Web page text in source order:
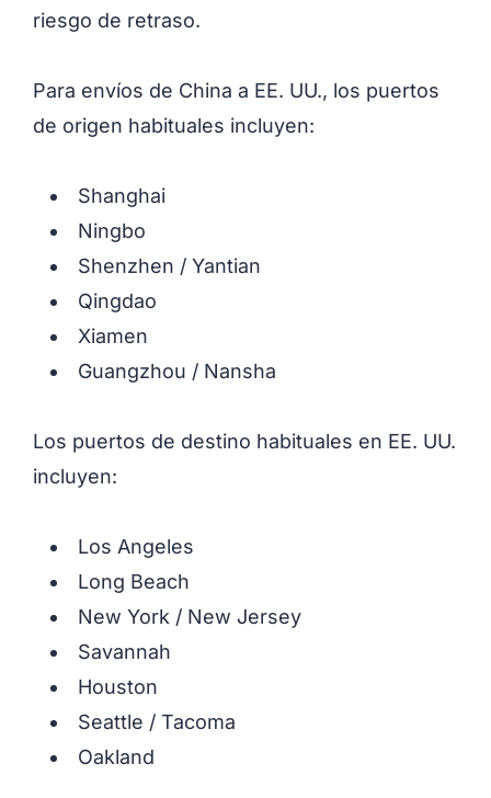
riesgo de retraso.
Para envíos de China a EE. UU., los puertos
de origen habituales incluyen:
Shanghai
Ningbo
Shenzhen / Yantian
Qingdao
Xiamen
Guangzhou / Nansha
Los puertos de destino habituales en EE. UU.
incluyen:
Los Angeles
Long Beach
New York / New Jersey
Savannah
Houston
Seattle / Tacoma
Oakland